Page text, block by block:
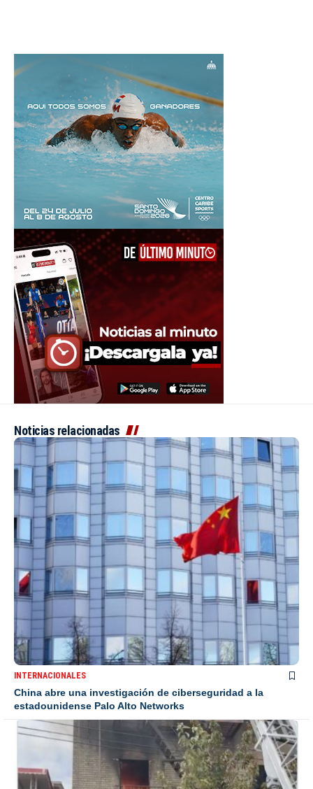
Noticias relacionadas
INTERNACIONALES
China abre una investigación de ciberseguridad a la
estadounidense Palo Alto Networks